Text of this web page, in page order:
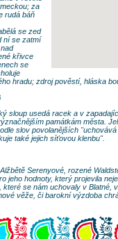
za
rudá báň
se zed
ní se zatmí
křivce
se
hradu; zdroj pověstí, hláska
sloup usedá racek a v
památkám města.
slov povolanějších
také jejich síťovou klenbu".
Serenyové, rozené
jeho hodnoty, který projevila
se nám uchovaly v Blatné,
věže, či barokní výzdoba